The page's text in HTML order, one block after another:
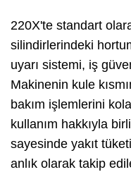
220X'te standart
silindirlerindeki
uyarı sistemi, iş
Makinenin kule
bakım işlemlerini
kullanım hakkıyla
sayesinde yakıt
anlık olarak takip